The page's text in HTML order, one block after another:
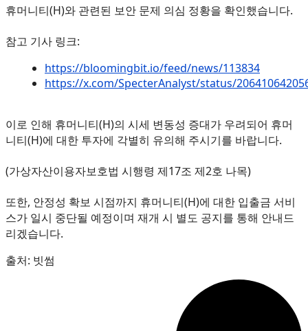
휴머니티(H)와 관련된 보안 문제 의심 정황을 확인했습니다.
참고 기사 링크:
https://bloomingbit.io/feed/news/113834
https://x.com/SpecterAnalyst/status/
이로 인해 휴머니티(H)의 시세 변동성 증대가 우려되어 휴머
니티(H)에 대한 투자에 각별히 유의해 주시기를 바랍니다.
(가상자산이용자보호법 시행령 제17조 제2호 나목)
또한, 안정성 확보 시점까지 휴머니티(H)에 대한 입출금 서비
스가 일시 중단될 예정이며 재개 시 별도 공지를 통해 안내드
리겠습니다.
출처: 빗썸